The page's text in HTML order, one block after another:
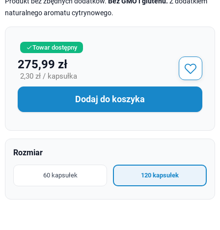
naturalnego aromatu cytrynowego.
Towar dostępny
275,99 zł
2,30 zł / kapsułka
Dodaj do koszyka
Rozmiar
60 kapsułek 120 kapsułek